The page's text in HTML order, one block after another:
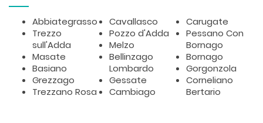
Abbiategrasso
Trezzo
sull'Adda
Masate
Basiano
Grezzago
Trezzano Rosa
Cavallasco
Pozzo d'Adda
Melzo
Bellinzago
Lombardo
Gessate
Cambiago
Carugate
Pessano Con
Bornago
Bornago
Gorgonzola
Corneliano
Bertario